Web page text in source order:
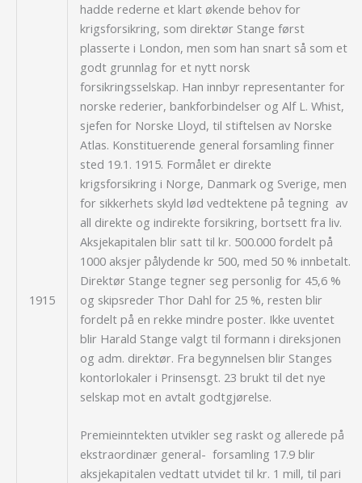
1915
hadde rederne et klart økende behov for
krigsforsikring, som direktør Stange først
plasserte i London, men som han snart så som et
godt grunnlag for et nytt norsk
forsikringsselskap. Han innbyr representanter for
norske rederier, bankforbindelser og Alf L. Whist,
sjefen for Norske Lloyd, til stiftelsen av Norske
Atlas. Konstituerende general forsamling finner
sted 19.1. 1915. Formålet er direkte
krigsforsikring i Norge, Danmark og Sverige, men
for sikkerhets skyld lød vedtektene på tegning av
all direkte og indirekte forsikring, bortsett fra liv.
Aksjekapitalen blir satt til kr. 500.000 fordelt på
1000 aksjer pålydende kr 500, med 50 % innbetalt.
Direktør Stange tegner seg personlig for 45,6 %
og skipsreder Thor Dahl for 25 %, resten blir
fordelt på en rekke mindre poster. Ikke uventet
blir Harald Stange valgt til formann i direksjonen
og adm. direktør. Fra begynnelsen blir Stanges
kontorlokaler i Prinsensgt. 23 brukt til det nye
selskap mot en avtalt godtgjørelse.
Premieinntekten utvikler seg raskt og allerede på
ekstraordinær general- forsamling 17.9 blir
aksjekapitalen vedtatt utvidet til kr. 1 mill, til pari